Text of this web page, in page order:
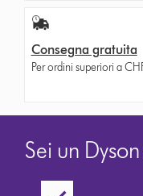
Consegna gratuita
Per ordini superiori a
Sei un